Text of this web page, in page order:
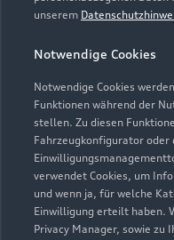
unserem
Notwendige Cookies
Notwendige Cookies
Funktionen während der
stellen. Zu diesen
Fahrzeugkonfigurator oder
verwendet Cookies, um
und wenn ja, für welche
Einwilligung erteilt haben.
Privacy Manager, sowie zu
Zur Reparatur
Modelle